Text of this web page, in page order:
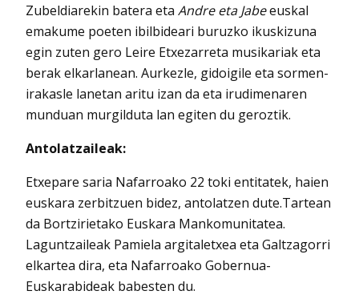
Zubeldiarekin batera eta Andre eta Jabeeuskal
emakume poeten ibilbideari buruzko ikuskizuna
egin zuten gero Leire Etxezarreta musikariak eta
berak elkarlanean. Aurkezle, gidoigile eta sormen-
irakasle lanetan aritu izan da eta irudimenaren
munduan murgilduta lan egiten du geroztik.
Antolatzaileak:
Etxepare saria Nafarroako 22 toki entitatek, haien
euskara zerbitzuen bidez, antolatzen dute.Tartean
da Bortzirietako Euskara Mankomunitatea.
Laguntzaileak Pamiela argitaletxea eta Galtzagorri
elkartea dira, eta Nafarroako Gobernua-
Euskarabideak babesten du.